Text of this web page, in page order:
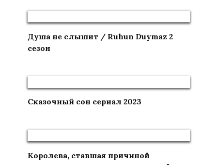
Душа не слышит / Ruhun Duymaz 2
сезон
Сказочный сон сериал 2023
Королева, ставшая причиной